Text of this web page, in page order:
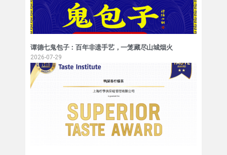
谭德七鬼包子：百年非遗手艺，一笼藏尽山城烟火
2026-07-29